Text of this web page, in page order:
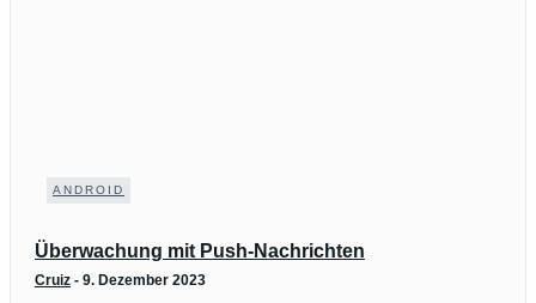
ANDROID
Überwachung mit Push-Nachrichten
Cruiz - 9. Dezember 2023